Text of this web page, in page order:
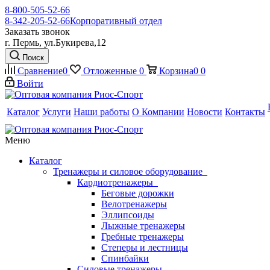
8-800-505-52-66
8-342-205-52-66Корпоративный отдел
Заказать звонок
г. Пермь, ул.Букирева,12
Поиск
Сравнение0 Отложенные 0 Корзина0 0
Войти
Каталог Услуги Наши работы О Компании Новости Контакты
Меню
Каталог
Тренажеры и силовое оборудование
Кардиотренажеры
Беговые дорожки
Велотренажеры
Эллипсоиды
Лыжные тренажеры
Гребные тренажеры
Степеры и лестницы
Спинбайки